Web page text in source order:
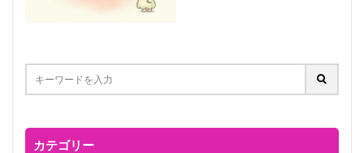
カテゴリー